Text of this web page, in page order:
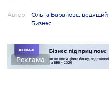
Автор:
Ольга Баранова,
Бизнес
Реклама